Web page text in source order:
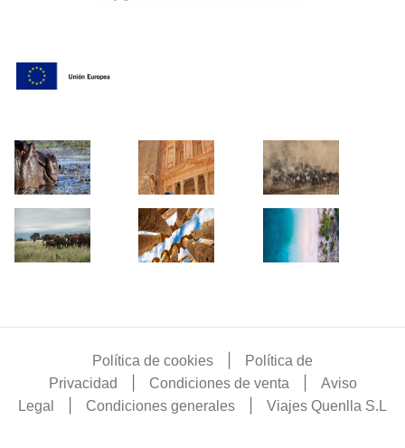
Política de cookies
Política de
Privacidad
Condiciones de venta
Aviso
Legal
Condiciones generales Viajes Quenlla S.L